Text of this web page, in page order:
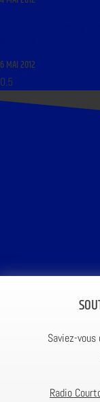
6 MAI 2012
Saviez-
Radio